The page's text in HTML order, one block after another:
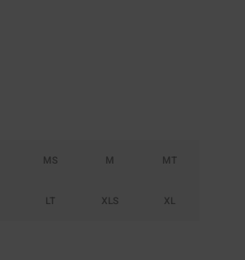
MS M MT
LT XLS XL